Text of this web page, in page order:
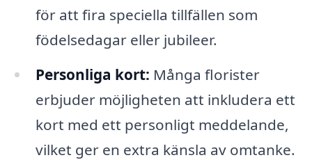
för att fira speciella tillfällen som
födelsedagar eller jubileer.
Personliga kort: Många florister
erbjuder möjligheten att inkludera ett
kort med ett personligt meddelande,
vilket ger en extra känsla av omtanke.